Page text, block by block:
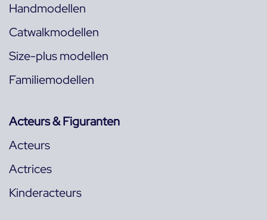
Handmodellen
Catwalkmodellen
Size-plus modellen
Familiemodellen
Acteurs & Figuranten
Acteurs
Actrices
Kinderacteurs